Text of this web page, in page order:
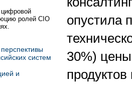
цифровой
ролей CIO
систем
и
опустила
30%)